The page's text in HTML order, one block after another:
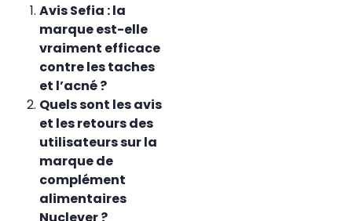
Avis Sefia : la
marque est-elle
vraiment efficace
contre les taches
et l’acné ?
Quels sont les avis
et les retours des
utilisateurs sur la
marque de
complément
alimentaires
Nuclever ?